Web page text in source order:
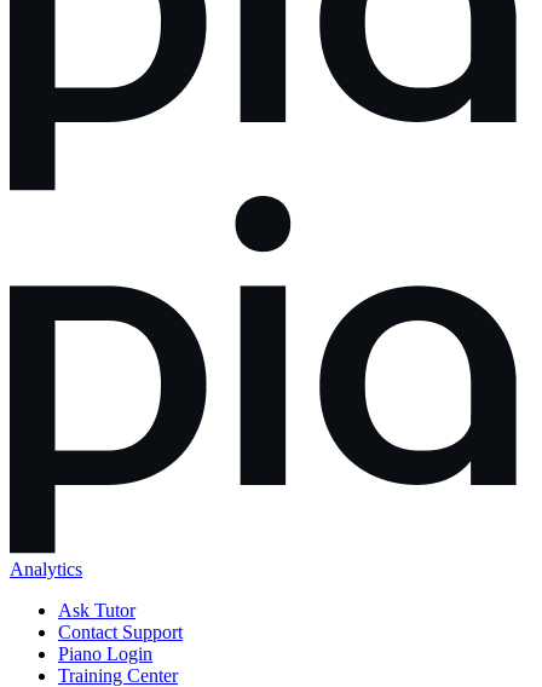
Analytics
Ask Tutor
Contact Support
Piano Login
Training Center